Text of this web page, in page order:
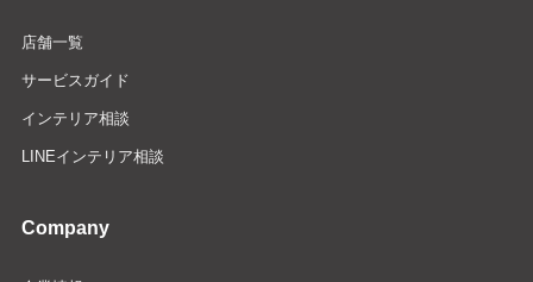
店舗一覧
サービスガイド
インテリア相談
LINEインテリア相談
Company